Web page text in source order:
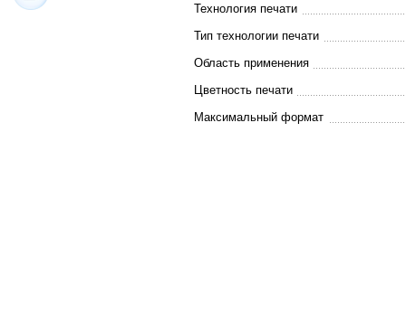
Технология печати
Тип технологии печати
Область применения
Цветность печати
Максимальный формат